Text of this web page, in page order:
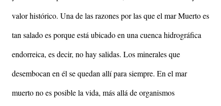
valor histórico. Una de las razones por las que el mar Muerto es
tan salado es porque está ubicado en una cuenca hidrográfica
endorreica, es decir, no hay salidas. Los minerales que
desembocan en él se quedan allí para siempre. En el mar
muerto no es posible la vida, más allá de organismos